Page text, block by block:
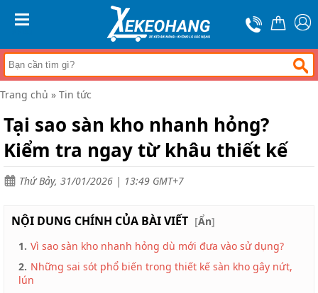
Trang
chủ
Xe
đẩy
hàng
Xe
tay
Bánh
xe
đẩy
tức
Liên
Trang chủ » Tin tức
Tại sao sàn kho nhanh hỏng?
Kiểm tra ngay từ khâu thiết kế
Thứ Bảy, 31/01/2026 | 13:49 GMT+7
NỘI DUNG CHÍNH CỦA BÀI VIẾT [Ẩn]
1. Vì sao sàn kho nhanh hỏng dù mới đưa vào sử dụng?
2. Những sai sót phổ biến trong thiết kế sàn kho gây nứt,
lún